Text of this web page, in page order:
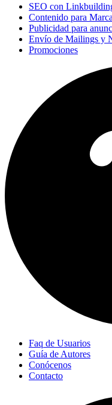
SEO con
Contenido para
Publicidad para
Envío de Mailings y
Promociones
Faq de Usuarios
Guía de Autores
Conócenos
Contacto